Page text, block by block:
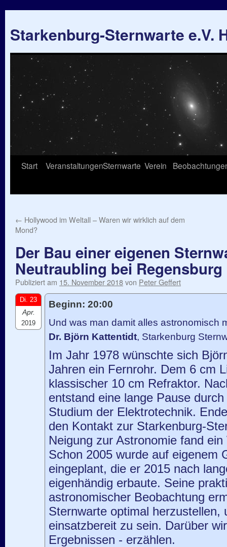
Starkenburg-Sternwarte e.V.
Springe
Start VeranstaltungenSternwarte Verein
← Hollywood im Weltall – Waren wir wirklich auf dem
Mond?
Der Bau einer eigenen
Neutraubling bei Regensburg
Publiziert am 15. November 2018von Peter Geffert
Di. 23
Apr.
2019
Beginn: 20:00
Und was man damit alles astronomisch
Dr. Björn Kattentidt, Starkenburg
Im Jahr 1978 wünschte sich
Jahren ein Fernrohr. Dem 6 cm
klassischer 10 cm Refraktor.
entstand eine lange Pause
Studium der Elektrotechnik.
den Kontakt zur Starkenburg-
Neigung zur Astronomie fand
Schon 2005 wurde auf eigenem
eingeplant, die er 2015 nach
eigenhändig erbaute. Seine
astronomischer Beobachtung
Sternwarte optimal herzustellen,
einsatzbereit zu sein. Darüber
Ergebnissen - erzählen.